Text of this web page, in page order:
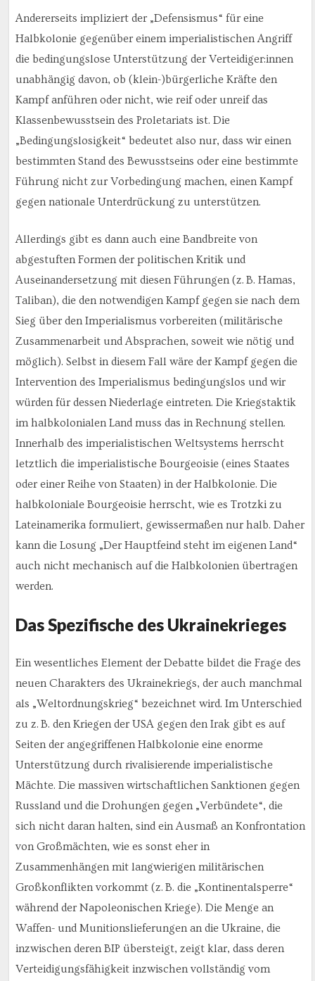
Andererseits impliziert der „Defensismus“ für eine
Halbkolonie gegenüber einem imperialistischen Angriff
die bedingungslose Unterstützung der Verteidiger:innen
unabhängig davon, ob (klein-)bürgerliche Kräfte den
Kampf anführen oder nicht, wie reif oder unreif das
Klassenbewusstsein des Proletariats ist. Die
„Bedingungslosigkeit“ bedeutet also nur, dass wir einen
bestimmten Stand des Bewusstseins oder eine bestimmte
Führung nicht zur Vorbedingung machen, einen Kampf
gegen nationale Unterdrückung zu unterstützen.
Allerdings gibt es dann auch eine Bandbreite von
abgestuften Formen der politischen Kritik und
Auseinandersetzung mit diesen Führungen (z. B. Hamas,
Taliban), die den notwendigen Kampf gegen sie nach dem
Sieg über den Imperialismus vorbereiten (militärische
Zusammenarbeit und Absprachen, soweit wie nötig und
möglich). Selbst in diesem Fall wäre der Kampf gegen die
Intervention des Imperialismus bedingungslos und wir
würden für dessen Niederlage eintreten. Die Kriegstaktik
im halbkolonialen Land muss das in Rechnung stellen.
Innerhalb des imperialistischen Weltsystems herrscht
letztlich die imperialistische Bourgeoisie (eines Staates
oder einer Reihe von Staaten) in der Halbkolonie. Die
halbkoloniale Bourgeoisie herrscht, wie es Trotzki zu
Lateinamerika formuliert, gewissermaßen nur halb. Daher
kann die Losung „Der Hauptfeind steht im eigenen Land“
auch nicht mechanisch auf die Halbkolonien übertragen
werden.
Das Spezifische des Ukrainekrieges
Ein wesentliches Element der Debatte bildet die Frage des
neuen Charakters des Ukrainekriegs, der auch manchmal
als „Weltordnungskrieg“ bezeichnet wird. Im Unterschied
zu z. B. den Kriegen der USA gegen den Irak gibt es auf
Seiten der angegriffenen Halbkolonie eine enorme
Unterstützung durch rivalisierende imperialistische
Mächte. Die massiven wirtschaftlichen Sanktionen gegen
Russland und die Drohungen gegen „Verbündete“, die
sich nicht daran halten, sind ein Ausmaß an Konfrontation
von Großmächten, wie es sonst eher in
Zusammenhängen mit langwierigen militärischen
Großkonflikten vorkommt (z. B. die „Kontinentalsperre“
während der Napoleonischen Kriege). Die Menge an
Waffen- und Munitionslieferungen an die Ukraine, die
inzwischen deren BIP übersteigt, zeigt klar, dass deren
Verteidigungsfähigkeit inzwischen vollständig vom